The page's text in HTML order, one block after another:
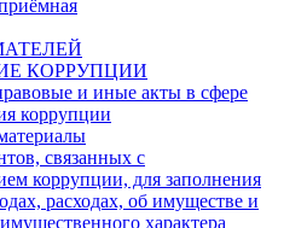
КОРРУПЦИИ
и иные акты в сфере
коррупции
связанных с
коррупции, для заполнения
расходах, об имуществе и
имущественного характера